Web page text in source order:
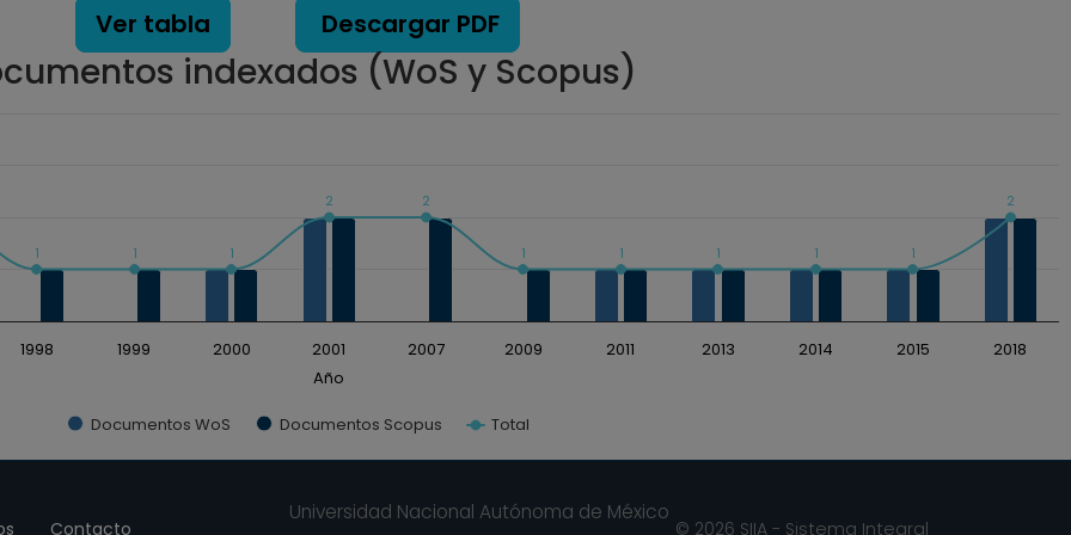
Ver tabla Descargar PDF
indexados (WoS y Scopus)
Data ranges from 0 to 3.
Año
1 1 1
2 2
1 1 1 1 1
2
Documentos WoS Documentos Scopus Total
1998 1999 2000 2001 2007 2009 2011 2013 2014 2015 2018
Contacto
Universidad Nacional Autónoma de México
© 2026 SIIA - Sistema Integral